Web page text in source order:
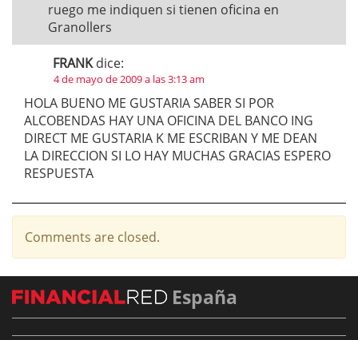
ruego me indiquen si tienen oficina en
Granollers
FRANK dice:
4 de mayo de 2009 a las 3:13 am
HOLA BUENO ME GUSTARIA SABER SI POR
ALCOBENDAS HAY UNA OFICINA DEL BANCO ING
DIRECT ME GUSTARIA K ME ESCRIBAN Y ME DEAN
LA DIRECCION SI LO HAY MUCHAS GRACIAS ESPERO
RESPUESTA
Comments are closed.
España